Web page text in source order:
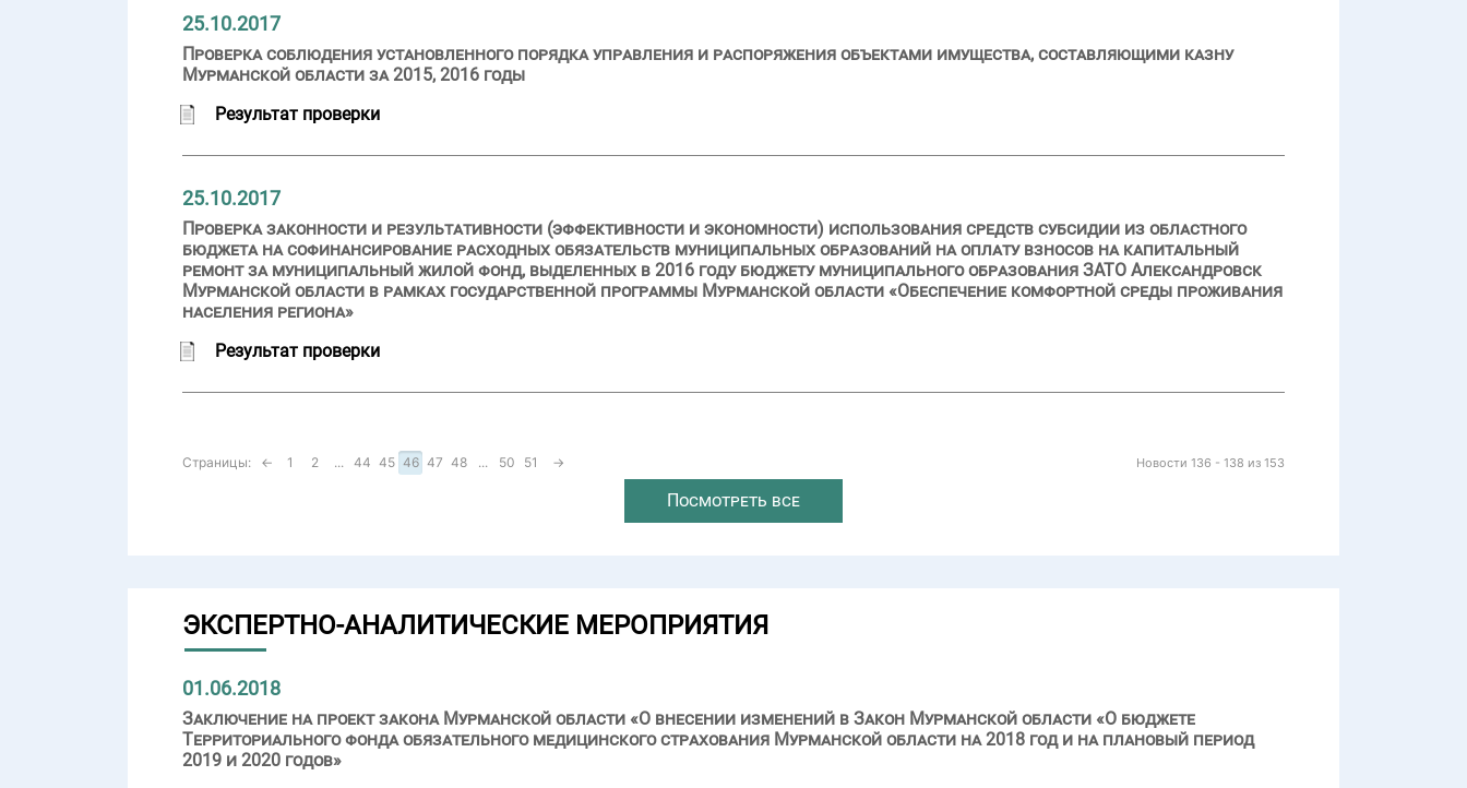
25.10.2017
Проверка соблюдения установленного порядка управления и распоряжения объектами имущества, составляющими казну
Мурманской области за 2015, 2016 годы
Результат проверки
25.10.2017
Проверка законности и результативности (эффективности и экономности) использования средств субсидии из областного
бюджета на софинансирование расходных обязательств муниципальных образований на оплату взносов на капитальный
ремонт за муниципальный жилой фонд, выделенных в 2016 году бюджету муниципального образования ЗАТО Александровск
Мурманской области в рамках государственной программы Мурманской области «Обеспечение комфортной среды проживания
населения региона»
Результат проверки
Новости 136 - 138 из 153
Страницы: ← 1 2 ... 44 45 46 47 48 ... 50 51 →
Посмотреть все
ЭКСПЕРТНО-АНАЛИТИЧЕСКИЕ МЕРОПРИЯТИЯ
01.06.2018
Заключение на проект закона Мурманской области «О внесении изменений в Закон Мурманской области «О бюджете
Территориального фонда обязательного медицинского страхования Мурманской области на 2018 год и на плановый период
2019 и 2020 годов»